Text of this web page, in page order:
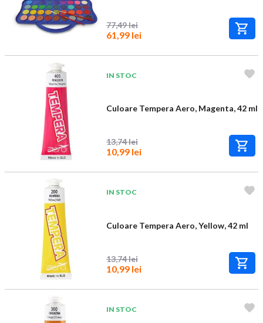
77,49 lei
61,99 lei
IN STOC
Culoare Tempera Aero, Magenta, 42 ml
13,74 lei
10,99 lei
IN STOC
Culoare Tempera Aero, Yellow, 42 ml
13,74 lei
10,99 lei
IN STOC